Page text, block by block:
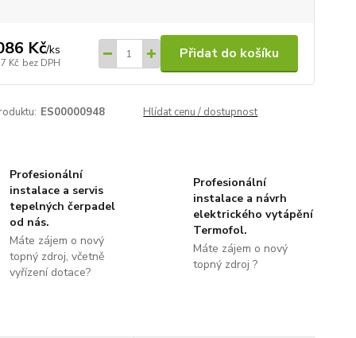
Kč/ks
Kč bez DPH
Přidat do košíku
ES00000948 Hlídat cenu / dostupnost
Profesionální
instalace a servis
tepelných čerpadel
od nás.
Máte zájem o nový
topný zdroj, včetně
vyřízení dotace?
Profesionální
instalace a návrh
elektrického vytápění
Termofol.
Máte zájem o nový
topný zdroj ?